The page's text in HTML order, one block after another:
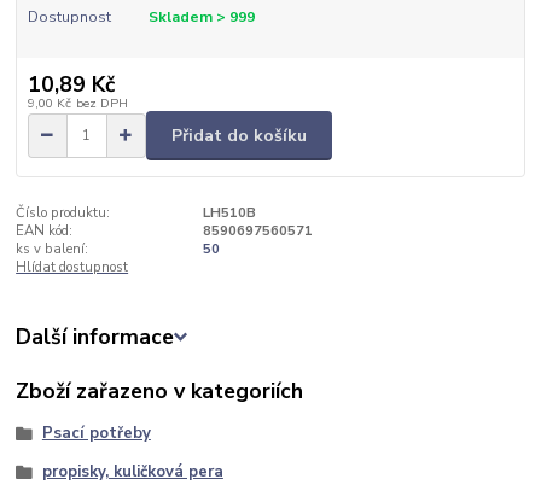
Dostupnost Skladem > 999
10,89 Kč
9,00 Kč bez DPH
Přidat do košíku
Číslo produktu:
LH510B
EAN kód:
8590697560571
ks v balení:
50
Hlídat dostupnost
Další informace
Zboží zařazeno v kategoriích
Psací potřeby
propisky, kuličková pera